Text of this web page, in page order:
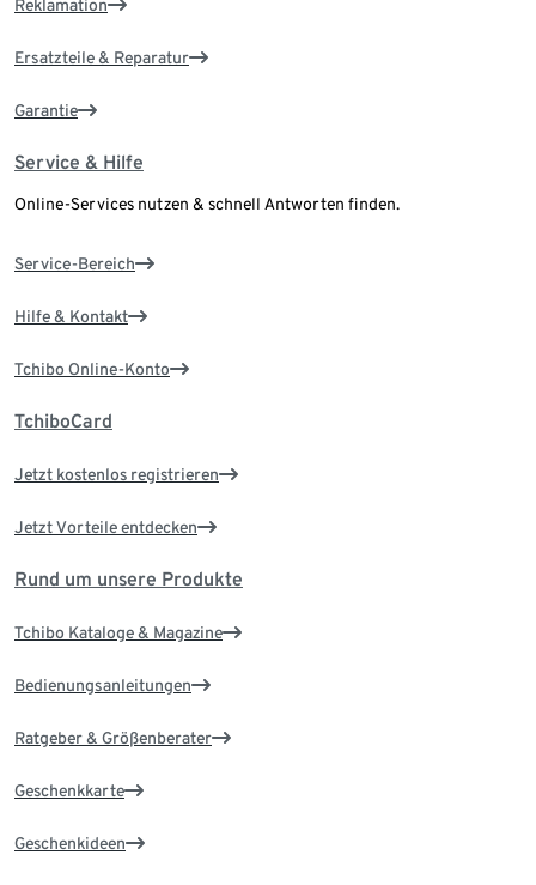
Reklamation
Ersatzteile & Reparatur
Garantie
Service & Hilfe
Online-Services nutzen & schnell Antworten finden.
Service-Bereich
Hilfe & Kontakt
Tchibo Online-Konto
TchiboCard
Jetzt kostenlos registrieren
Jetzt Vorteile entdecken
Rund um unsere Produkte
Tchibo Kataloge & Magazine
Bedienungsanleitungen
Ratgeber & Größenberater
Geschenkkarte
Geschenkideen